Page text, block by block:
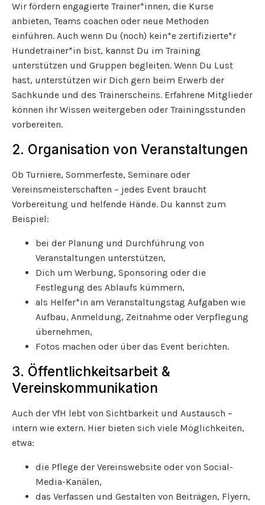
Wir fördern engagierte Trainer*innen, die Kurse
anbieten, Teams coachen oder neue Methoden
einführen. Auch wenn Du (noch) kein*e zertifizierte*r
Hundetrainer*in bist, kannst Du im Training
unterstützen und Gruppen begleiten. Wenn Du Lust
hast, unterstützen wir Dich gern beim Erwerb der
Sachkunde und des Trainerscheins. Erfahrene Mitglieder
können ihr Wissen weitergeben oder Trainingsstunden
vorbereiten.
2. Organisation von Veranstaltungen
Ob Turniere, Sommerfeste, Seminare oder
Vereinsmeisterschaften – jedes Event braucht
Vorbereitung und helfende Hände. Du kannst zum
Beispiel:
bei der Planung und Durchführung von
Veranstaltungen unterstützen,
Dich um Werbung, Sponsoring oder die
Festlegung des Ablaufs kümmern,
als Helfer*in am Veranstaltungstag Aufgaben wie
Aufbau, Anmeldung, Zeitnahme oder Verpflegung
übernehmen,
Fotos machen oder über das Event berichten.
3. Öffentlichkeitsarbeit &
Vereinskommunikation
Auch der VfH lebt von Sichtbarkeit und Austausch –
intern wie extern. Hier bieten sich viele Möglichkeiten,
etwa:
die Pflege der Vereinswebsite oder von Social-
Media-Kanälen,
das Verfassen und Gestalten von Beiträgen, Flyern,